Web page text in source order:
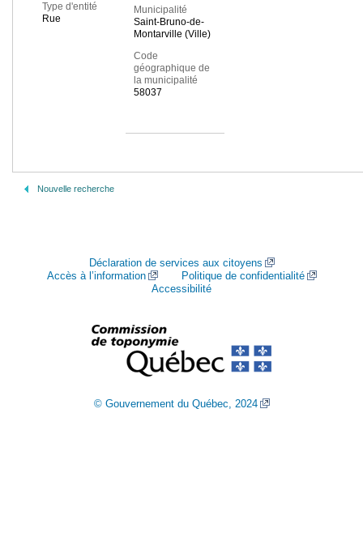
Type d'entité
Rue
Municipalité
Saint-Bruno-de-
Montarville (Ville)
Code
géographique de
la municipalité
58037
Nouvelle recherche
Déclaration de services aux citoyens
Accès à l’information
Politique de confidentialité
Accessibilité
© Gouvernement du Québec, 2024